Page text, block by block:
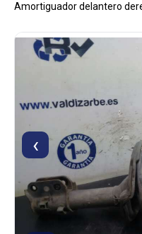
Amortiguador delantero
‹